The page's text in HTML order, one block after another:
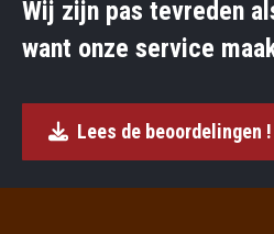
Wij zijn pas tevreden
want onze service
Lees de beoordelingen !